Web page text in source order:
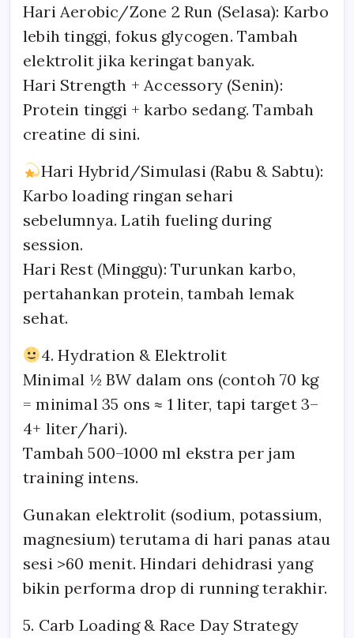
Hari Aerobic/Zone 2 Run (Selasa): Karbo
lebih tinggi, fokus glycogen. Tambah
elektrolit jika keringat banyak.
Hari Strength + Accessory (Senin):
Protein tinggi + karbo sedang. Tambah
creatine di sini.
Hari Hybrid/Simulasi (Rabu & Sabtu):
Karbo loading ringan sehari
sebelumnya. Latih fueling during
session.
Hari Rest (Minggu): Turunkan karbo,
pertahankan protein, tambah lemak
sehat.
4. Hydration & Elektrolit
Minimal ½ BW dalam ons (contoh 70 kg
= minimal 35 ons ≈ 1 liter, tapi target 3–
4+ liter/hari).
Tambah 500–1000 ml ekstra per jam
training intens.
Gunakan elektrolit (sodium, potassium,
magnesium) terutama di hari panas atau
sesi >60 menit. Hindari dehidrasi yang
bikin performa drop di running terakhir.
5. Carb Loading & Race Day Strategy